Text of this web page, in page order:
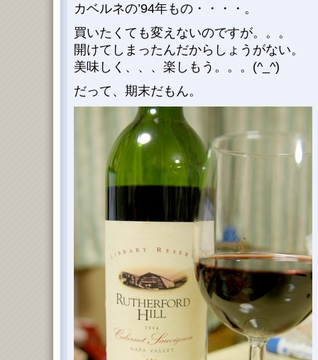
カベルネの’94年もの・・・・。
買いたくても変えないのですが。。。
開けてしまったんだからしょうがない。
美味しく、、、楽しもう。。。(^_^)
だって、期末だもん。